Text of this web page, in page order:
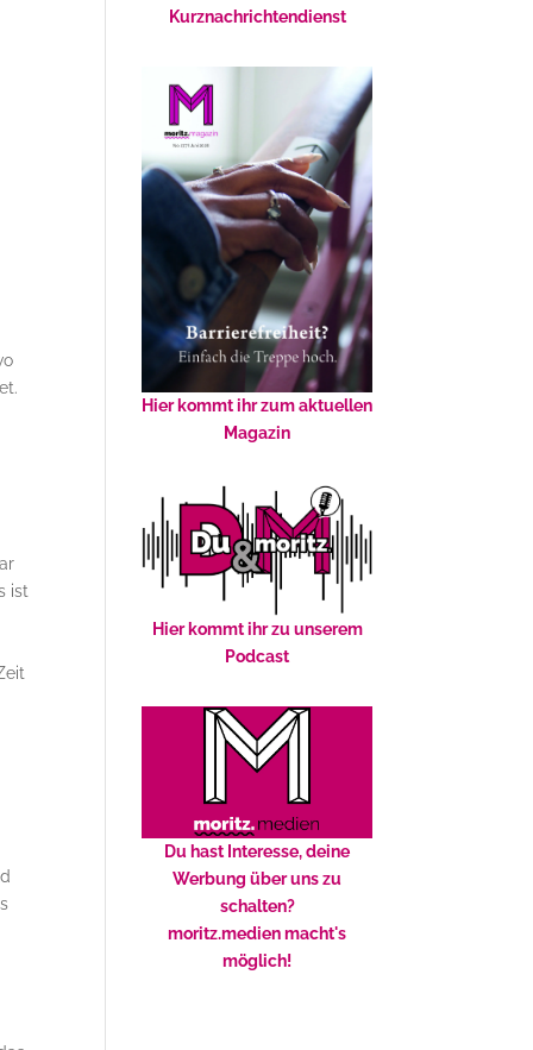
ist
Kurznachrichtendienst
Hier kommt ihr zum aktuellen
Magazin
Hier kommt ihr zu unserem
Podcast
Du hast Interesse, deine
Werbung über uns zu
schalten?
moritz.medien macht's
möglich!